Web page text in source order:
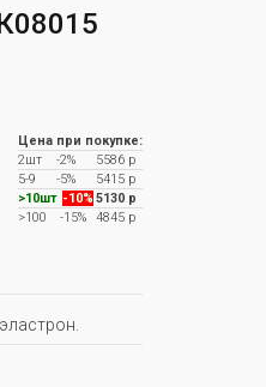
Цена при покупке:
2шт
-2%
5586 р
5-9
-5%
5415 р
>10шт -10% 5130 р
>100
-15% 4845 р